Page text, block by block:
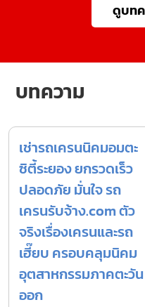
ดูบท
บทความ
เช่ารถเครนนิคมอมตะ
ซิตี้ระยอง ยกรวดเร็ว
ปลอดภัย มั่นใจ รถ
เครนรับจ้าง.com ตัว
จริงเรื่องเครนและรถ
เฮี๊ยบ ครอบคลุมนิคม
อุตสาหกรรมภาคตะวัน
ออก